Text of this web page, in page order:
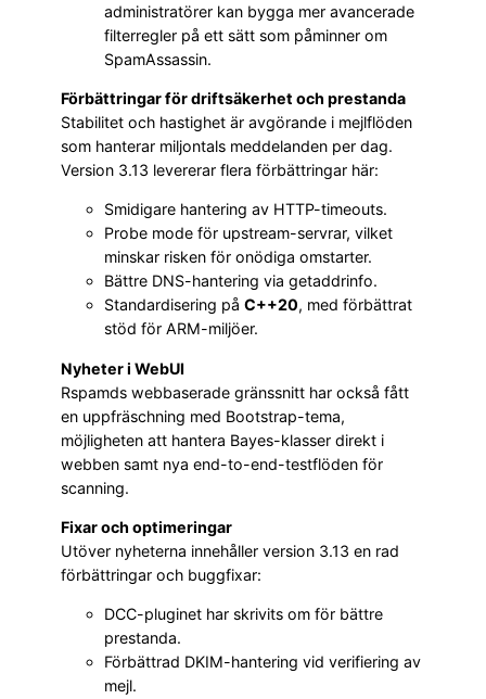
administratörer kan bygga mer avancerade
filterregler på ett sätt som påminner om
SpamAssassin.
Förbättringar för driftsäkerhet och prestanda
Stabilitet och hastighet är avgörande i mejlflöden
som hanterar miljontals meddelanden per dag.
Version 3.13 levererar flera förbättringar här:
Smidigare hantering av HTTP-timeouts.
Probe mode för upstream-servrar, vilket
minskar risken för onödiga omstarter.
Bättre DNS-hantering via getaddrinfo.
Standardisering på C++20, med förbättrat
stöd för ARM-miljöer.
Nyheter i WebUI
Rspamds webbaserade gränssnitt har också fått
en uppfräschning med Bootstrap-tema,
möjligheten att hantera Bayes-klasser direkt i
webben samt nya end-to-end-testflöden för
scanning.
Fixar och optimeringar
Utöver nyheterna innehåller version 3.13 en rad
förbättringar och buggfixar:
DCC-pluginet har skrivits om för bättre
prestanda.
Förbättrad DKIM-hantering vid verifiering av
mejl.